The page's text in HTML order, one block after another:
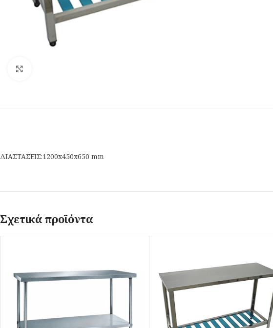
ΔΙΑΣΤΑΣΕΙΣ:1200x450x650 mm
Σχετικά προϊόντα